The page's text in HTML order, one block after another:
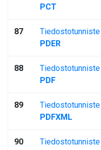
PCT
87
Tiedostotunniste
PDER
88
Tiedostotunniste
PDF
89
Tiedostotunniste
PDFXML
90
Tiedostotunniste